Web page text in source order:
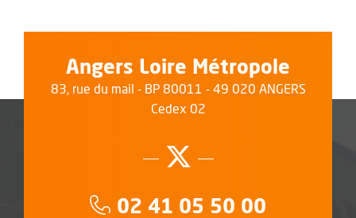
Angers Loire Métropole
83, rue du mail - BP 80011 - 49 020 ANGERS
Cedex 02
Suivez-nous
, Ouvre une
Téléphone :
02 41 05 50 00